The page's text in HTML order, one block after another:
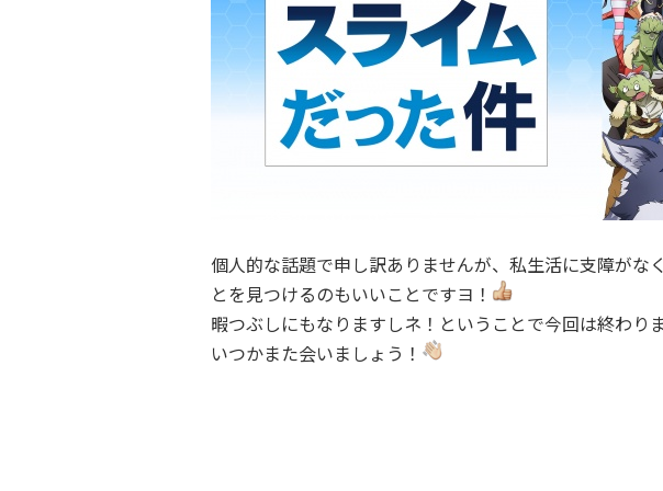
個人的な話題で申し訳ありませんが、私生活に支障が
とを見つけるのもいいことですヨ！
暇つぶしにもなりますしネ！ということで今回は終わりま
いつかまた会いましょう！